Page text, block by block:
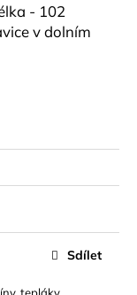
- 102
v dolním
tepláky
Sdílet